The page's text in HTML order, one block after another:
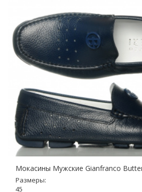
Мокасины Мужские Gianfranco
Размеры:
45